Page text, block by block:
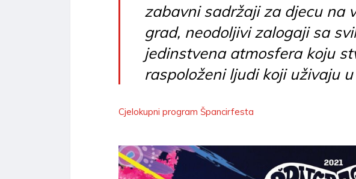
zabavni sadržaji za djecu na
grad, neodoljivi zalogaji sa
jedinstvena atmosfera koju
raspoloženi ljudi koji uživaju
Cjelokupni program Špancirfesta